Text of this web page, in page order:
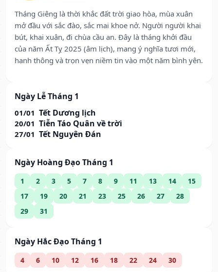
Tháng Giêng là thời khắc đất trời giao hòa, mùa xuân
mở đầu với sắc đào, sắc mai khoe nở. Người người khai
bút, khai xuân, đi chùa cầu an. Đây là tháng khởi đầu
của năm Ất Tỵ 2025 (âm lịch), mang ý nghĩa tươi mới,
hanh thông và trọn vẹn niềm tin vào một năm bình yên.
Ngày Lễ Tháng 1
01/01 Tết Dương lịch
20/01 Tiễn Táo Quân về trời
27/01 Tết Nguyên Đán
Ngày Hoàng Đạo Tháng 1
1 2 3 5 7 8 9 11 13 14
15
17
19 20 21 23 25 26 27
28
29
31
Ngày Hắc Đạo Tháng 1
4 6 10 12 16 18 22 24 30